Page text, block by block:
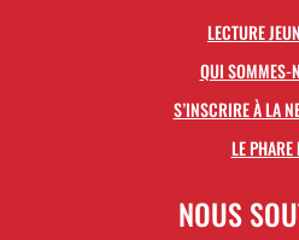
LECTURE
QUI SOMMES-
S’INSCRIRE À LA
LE PHARE
NOUS